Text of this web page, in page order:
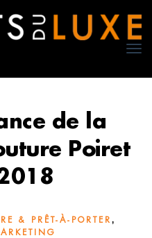
de la
Poiret
& PRÊT-À-PORTER ,